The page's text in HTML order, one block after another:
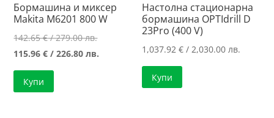
Бормашина и миксер
Makita M6201 800 W
142.65€/ 279.00 лв.Original
price
115.96€ / 226.80 лв.
Купи
Настолна стационарна
бормашина OPTIdrill D
23Pro (400 V)
1,037.92€ / 2,030.00 лв.
Купи